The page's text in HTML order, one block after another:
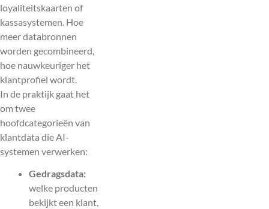
loyaliteitskaarten of
kassasystemen. Hoe
meer databronnen
worden gecombineerd,
hoe nauwkeuriger het
klantprofiel wordt.
In de praktijk gaat het
om twee
hoofdcategorieën van
klantdata die AI-
systemen verwerken:
Gedragsdata:
welke producten
bekijkt een klant,